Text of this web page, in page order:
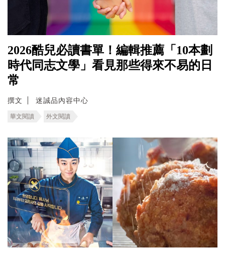
2026酷兒必讀書單！編輯推薦「10本劃
時代同志文學」看見那些得來不易的日
常
撰文 迷誠品內容中心
華文閱讀 外文閱讀